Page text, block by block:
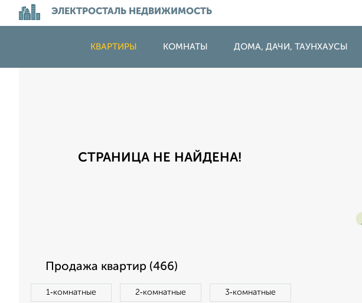
ЭЛЕКТРОСТАЛЬ НЕДВИЖИМОСТЬ
КВАРТИРЫ КОМНАТЫ ДОМА, ДАЧИ, ТАУНХАУСЫ
СТРАНИЦА НЕ НАЙДЕНА!
Продажа квартир (466)
1‑комнатные 2‑комнатные 3‑комнатные